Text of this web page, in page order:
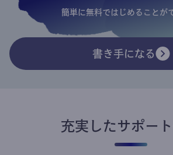
簡単に無料ではじめることが
書き手になる
充実したサポー